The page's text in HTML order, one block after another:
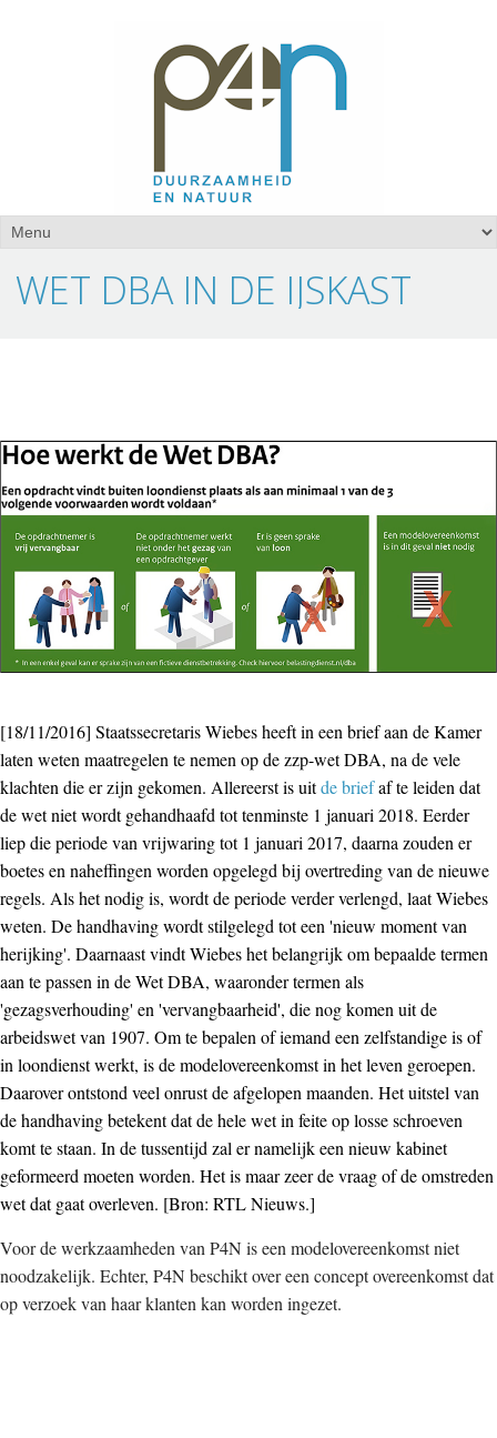
WET DBA IN DE IJSKAST
[18/11/2016] Staatssecretaris Wiebes heeft in een brief aan de Kamer
laten weten maatregelen te nemen op de zzp-wet DBA, na de vele
klachten die er zijn gekomen. Allereerst is uitde briefaf te leiden dat
de wet niet wordt gehandhaafd tot tenminste 1 januari 2018. Eerder
liep die periode van vrijwaring tot 1 januari 2017, daarna zouden er
boetes en naheffingen worden opgelegd bij overtreding van de nieuwe
regels. Als het nodig is, wordt de periode verder verlengd, laat Wiebes
weten. De handhaving wordt stilgelegd tot een 'nieuw moment van
herijking'. Daarnaast vindt Wiebes het belangrijk om bepaalde termen
aan te passen in de Wet DBA, waaronder termen als
'gezagsverhouding' en 'vervangbaarheid', die nog komen uit de
arbeidswet van 1907. Om te bepalen of iemand een zelfstandige is of
in loondienst werkt, is de modelovereenkomst in het leven geroepen.
Daarover ontstond veel onrust de afgelopen maanden. Het uitstel van
de handhaving betekent dat de hele wet in feite op losse schroeven
komt te staan. In de tussentijd zal er namelijk een nieuw kabinet
geformeerd moeten worden. Het is maar zeer de vraag of de omstreden
wet dat gaat overleven. [Bron: RTL Nieuws.]
Voor de werkzaamheden van P4N is een modelovereenkomst niet
noodzakelijk. Echter, P4N beschikt over een concept overeenkomst dat
op verzoek van haar klanten kan worden ingezet.